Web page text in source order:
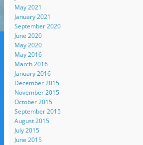
May 2021
January 2021
September 2020
June 2020
May 2020
May 2016
March 2016
January 2016
December 2015
November 2015
October 2015
September 2015
August 2015
July 2015
June 2015